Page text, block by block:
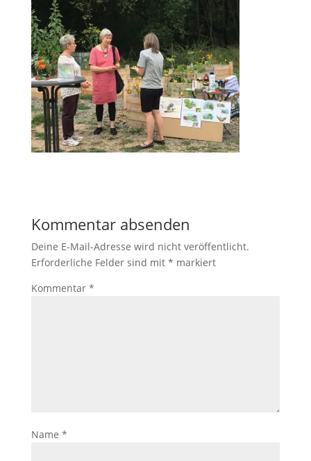
Kommentar absenden
Deine E-Mail-Adresse wird nicht veröffentlicht.
Erforderliche Felder sind mit * markiert
Kommentar *
Name *